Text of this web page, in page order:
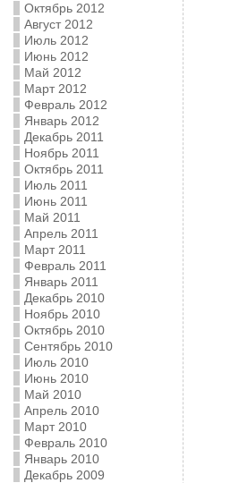
Октябрь 2012
Август 2012
Июль 2012
Июнь 2012
Май 2012
Март 2012
Февраль 2012
Январь 2012
Декабрь 2011
Ноябрь 2011
Октябрь 2011
Июль 2011
Июнь 2011
Май 2011
Апрель 2011
Март 2011
Февраль 2011
Январь 2011
Декабрь 2010
Ноябрь 2010
Октябрь 2010
Сентябрь 2010
Июль 2010
Июнь 2010
Май 2010
Апрель 2010
Март 2010
Февраль 2010
Январь 2010
Декабрь 2009